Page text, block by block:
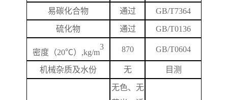
易碳化合物 通过 GB/T7364
硫化物 通过 GB/T0136
密度（20℃）,kg/m
3 870 GB/T0604
机械杂质及水份 无 目测
无色、无